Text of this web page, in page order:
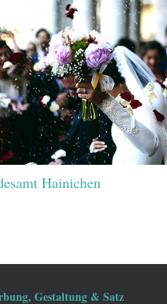
Hainichen
Gestaltung & Satz